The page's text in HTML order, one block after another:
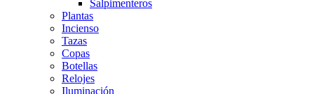
Salpimenteros
Plantas
Incienso
Tazas
Copas
Botellas
Relojes
Iluminación